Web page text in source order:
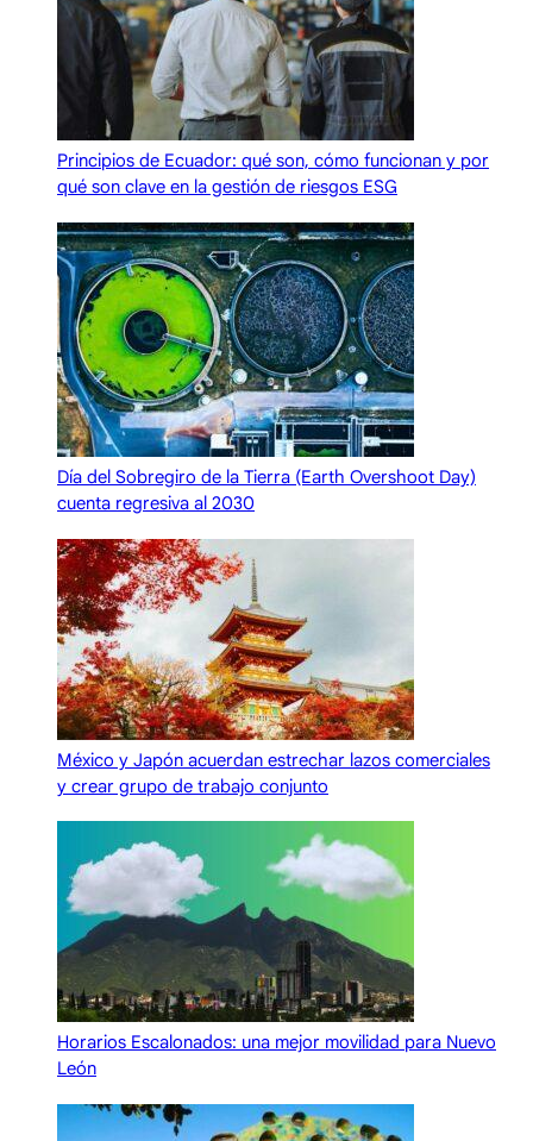
Principios de Ecuador: qué son, cómo funcionan y por
qué son clave en la gestión de riesgos ESG
Día del Sobregiro de la Tierra (Earth Overshoot Day)
cuenta regresiva al 2030
México y Japón acuerdan estrechar lazos comerciales
y crear grupo de trabajo conjunto
Horarios Escalonados: una mejor movilidad para Nuevo
León